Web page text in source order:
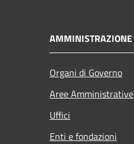
AMMINISTRAZIONE
Organi di Governo
Aree Amministrative
Uffici
Enti e fondazioni